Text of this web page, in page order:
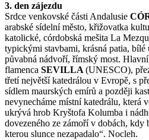
3. den zájezdu
Srdce venkovské části Andalusie
arabské sídelní město, křižovatka
katolické, córdobská mešita La
typickými stavbami, krásná patia,
půvabná nádvoří, římský most.
flamenca SEVILLA (UNESCO),
třetí největší katedrálou v Evropě, s
sídlem maurských emírů a později
nevynecháme místní katedrálu, která
ukrývá hrob Kryštofa Kolumba i
dovezeného ze zámoří v dobách, kdy
kterou slunce nezapadalo“. Nocleh.